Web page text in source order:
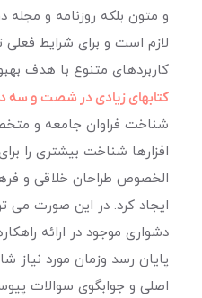
و متون بلکه روزنامه و
لازم است و برای شرایط فعلی
کاربردهای متنوع با هدف
کتابهای زیادی در شصت و سه
شناخت فراوان جامعه و
افزارها شناخت بیشتری را
الخصوص طراحان خلاقی و
ایجاد کرد. در این صورت می
دشواری موجود در ارائه
پایان رسد وزمان مورد نیاز
اصلی و جوابگوی سوالات